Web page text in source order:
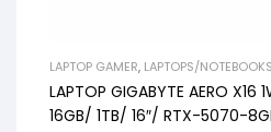
LAPTOP GAMER, LAPTOPS/NOTEBOOKS
LAPTOP GIGABYTE AERO X16
16GB/ 1TB/ 16″/ RTX-5070-